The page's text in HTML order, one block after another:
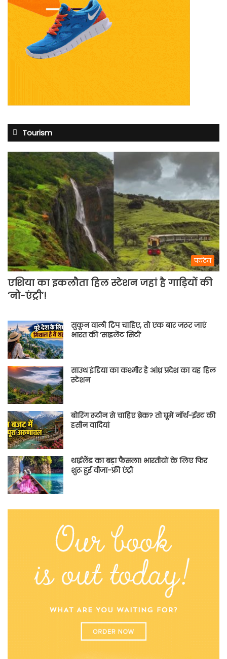
Tourism
पर्यटन
एशिया का इकलौता हिल स्टेशन जहां है गाड़ियों की
‘नो-एंट्री’!
सुकून वाली ट्रिप चाहिए, तो एक बार जरूर जाएं
भारत की ‘साइलेंट सिटी’
साउथ इंडिया का कश्मीर है आंध्र प्रदेश का यह हिल
स्टेशन
बोरिंग रूटीन से चाहिए ब्रेक? तो घूमें नॉर्थ-ईस्ट की
हसीन वादियां
थाईलैंड का बड़ा फैसला! भारतीयों के लिए फिर
शुरू हुई वीजा-फ्री एंट्री